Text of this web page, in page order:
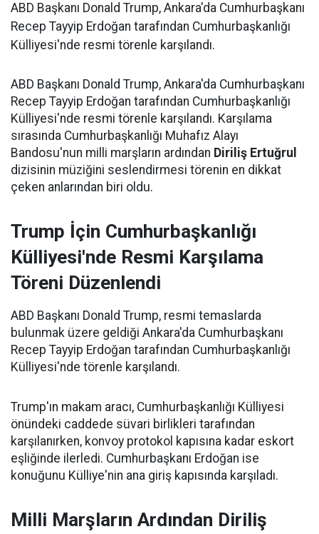
ABD Başkanı Donald Trump, Ankara'da Cumhurbaşkanı
Recep Tayyip Erdoğan tarafından Cumhurbaşkanlığı
Külliyesi'nde resmi törenle karşılandı.
ABD Başkanı Donald Trump, Ankara'da Cumhurbaşkanı
Recep Tayyip Erdoğan tarafından Cumhurbaşkanlığı
Külliyesi'nde resmi törenle karşılandı. Karşılama
sırasında Cumhurbaşkanlığı Muhafız Alayı
Bandosu'nun milli marşların ardından Diriliş Ertuğrul
dizisinin müziğini seslendirmesi törenin en dikkat
çeken anlarından biri oldu.
Trump İçin Cumhurbaşkanlığı
Külliyesi'nde Resmi Karşılama
Töreni Düzenlendi
ABD Başkanı Donald Trump, resmi temaslarda
bulunmak üzere geldiği Ankara'da Cumhurbaşkanı
Recep Tayyip Erdoğan tarafından Cumhurbaşkanlığı
Külliyesi'nde törenle karşılandı.
Trump'ın makam aracı, Cumhurbaşkanlığı Külliyesi
önündeki caddede süvari birlikleri tarafından
karşılanırken, konvoy protokol kapısına kadar eskort
eşliğinde ilerledi. Cumhurbaşkanı Erdoğan ise
konuğunu Külliye'nin ana giriş kapısında karşıladı.
Milli Marşların Ardından Diriliş